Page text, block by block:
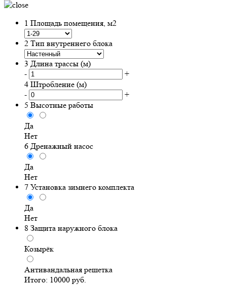
1 Площадь помещения, м2
2 Тип внутреннего блока
3 Длина трассы (м)
-
+
4 Штробление (м)
-
+
5 Высотные работы
Да
Нет
6 Дренажный насос
Да
Нет
7 Установка зимнего комплекта
Да
Нет
8 Защита наружного блока
Козырёк
Антивандальная решетка
Итого: 10000 руб.